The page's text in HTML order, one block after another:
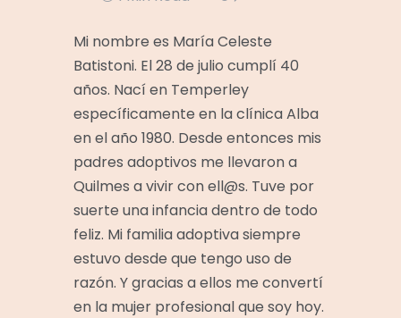
Mi nombre es María Celeste
Batistoni. El 28 de julio cumplí 40
años. Nací en Temperley
específicamente en la clínica Alba
en el año 1980. Desde entonces mis
padres adoptivos me llevaron a
Quilmes a vivir con ell@s. Tuve por
suerte una infancia dentro de todo
feliz. Mi familia adoptiva siempre
estuvo desde que tengo uso de
razón. Y gracias a ellos me convertí
en la mujer profesional que soy hoy.